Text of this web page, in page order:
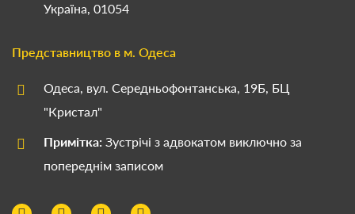
Україна, 01054
Представництво в м. Одеса
Одеса, вул. Середньофонтанська, 19Б, БЦ
"Кристал"
Примітка: Зустрічі з адвокатом виключно за
попереднім записом